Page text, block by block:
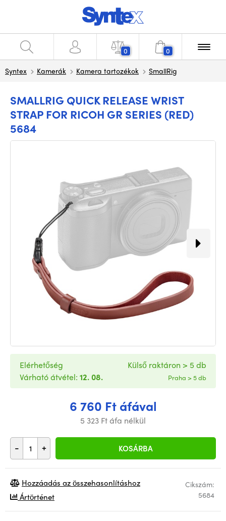
0 0
Syntex Kamerák Kamera tartozékok SmallRig
SMALLRIG QUICK RELEASE WRIST
STRAP FOR RICOH GR SERIES (RED)
5684
6 760 Ft áfával
5 323 Ft áfa nélkül
- + KOSÁRBA
Elérhetőség
Várható átvétel: 12. 08.
Külső raktáron > 5 db
Praha > 5 db
Cikszám:
5684
Hozzáadás az összehasonlításhoz
Ártörténet